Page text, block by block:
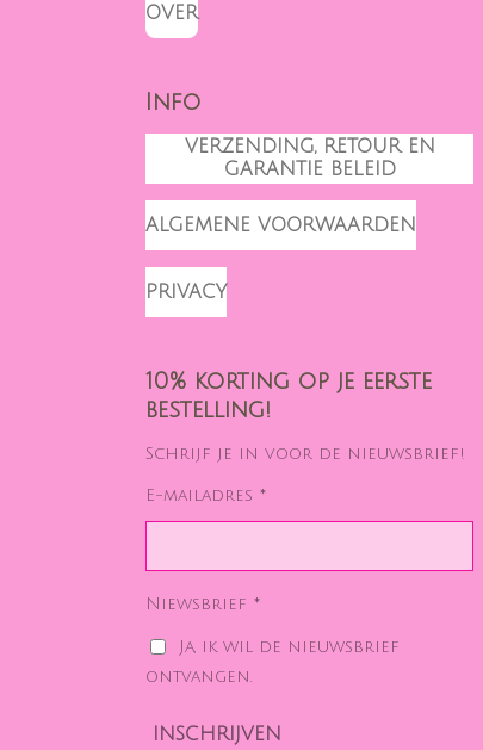
OVER
Info
VERZENDING, RETOUR EN
GARANTIE BELEID
ALGEMENE VOORWAARDEN
PRIVACY
10% korting op je eerste
bestelling!
Schrijf je in voor de nieuwsbrief!
E-mailadres *
Niewsbrief *
Ja, ik wil de nieuwsbrief
ontvangen.
INSCHRIJVEN